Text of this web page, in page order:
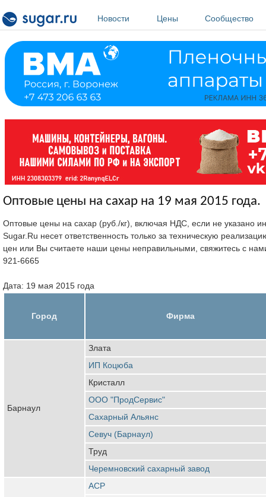
Новости
Цены Сообщество
Оптовые цены на сахар на 19 мая 2015 года.
Оптовые цены на сахар (руб./кг), включая НДС, если не указано
Sugar.Ru несет ответственность только за техническую
цен или Вы считаете наши цены неправильными, свяжитесь с
921-6665
Дата: 19 мая 2015 года
Город Фирма
Барнаул
Злата
ИП Коцюба
Кристалл
ООО "ПродСервис"
Сахарный Альянс
Севуч (Барнаул)
Труд
Черемновский сахарный завод
АСР